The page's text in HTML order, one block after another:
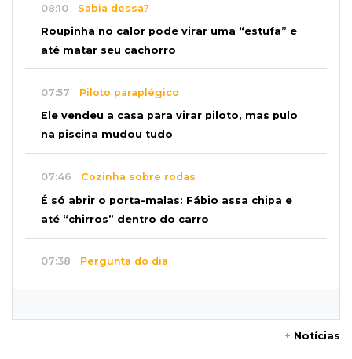
08:10 Sabia dessa?
Roupinha no calor pode virar uma “estufa” e
até matar seu cachorro
07:57 Piloto paraplégico
Ele vendeu a casa para virar piloto, mas pulo
na piscina mudou tudo
07:46 Cozinha sobre rodas
É só abrir o porta-malas: Fábio assa chipa e
até “chirros” dentro do carro
07:38 Pergunta do dia
+ Notícias